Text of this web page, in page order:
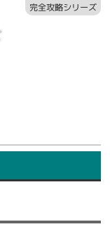
完全攻略シリーズ